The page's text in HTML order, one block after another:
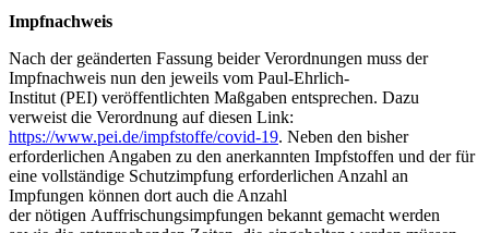
Impfnachweis
Nach der geänderten Fassung beider Verordnungen muss der
Impfnachweis nun den jeweils vom Paul-Ehrlich-
Institut (PEI) veröffentlichten Maßgaben entsprechen. Dazu
verweist die Verordnung auf diesen Link:
https://www.pei.de/impfstoffe/covid-19. Neben den bisher
erforderlichen Angaben zu den anerkannten Impfstoffen und der für
eine vollständige Schutzimpfung erforderlichen Anzahl an
Impfungen können dort auch die Anzahl
der nötigen Auffrischungsimpfungen bekannt gemacht werden